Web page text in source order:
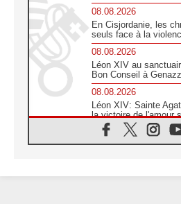
08.08.2026
En Cisjordanie, les
seuls face à la
08.08.2026
Léon XIV au
Bon Conseil à
08.08.2026
Léon XIV: Sainte
la victoire de l'amour
08.08.2026
«Relancer